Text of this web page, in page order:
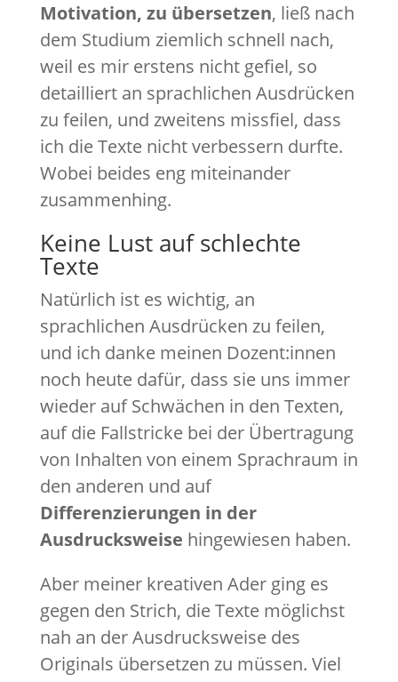
Motivation, zu übersetzen, ließ nach
dem Studium ziemlich schnell nach,
weil es mir erstens nicht gefiel, so
detailliert an sprachlichen Ausdrücken
zu feilen, und zweitens missfiel, dass
ich die Texte nicht verbessern durfte.
Wobei beides eng miteinander
zusammenhing.
Keine Lust auf schlechte
Texte
Natürlich ist es wichtig, an
sprachlichen Ausdrücken zu feilen,
und ich danke meinen Dozent:innen
noch heute dafür, dass sie uns immer
wieder auf Schwächen in den Texten,
auf die Fallstricke bei der Übertragung
von Inhalten von einem Sprachraum in
den anderen und auf
Differenzierungen in der
Ausdrucksweise hingewiesen haben.
Aber meiner kreativen Ader ging es
gegen den Strich, die Texte möglichst
nah an der Ausdrucksweise des
Originals übersetzen zu müssen. Viel